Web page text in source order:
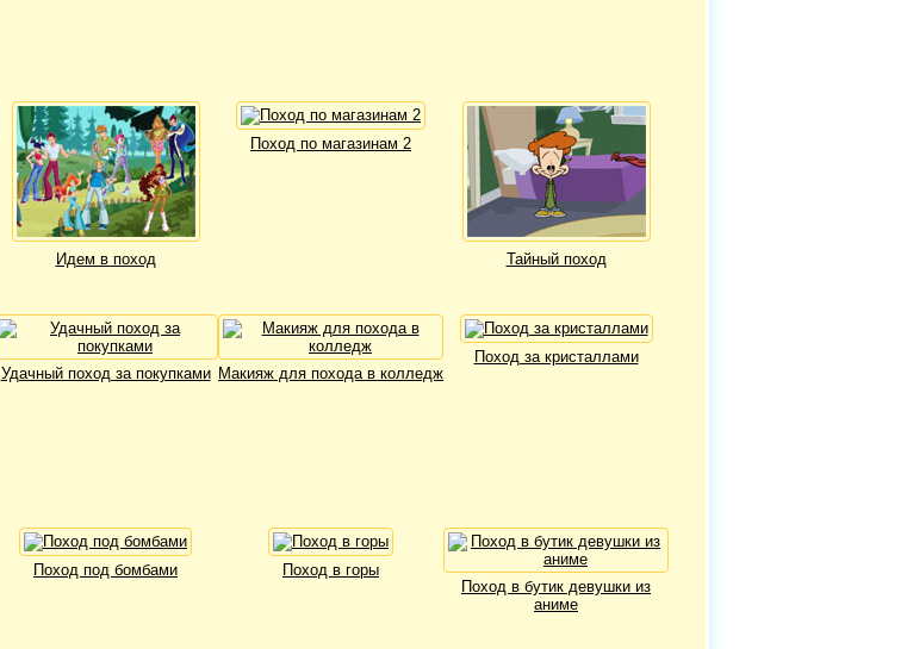
Идем в поход
Поход по магазинам 2
Тайный поход
Удачный поход за покупками Макияж для похода в колледж
Поход за кристаллами
Поход под бомбами
Поход в горы
Поход в бутик девушки из
аниме